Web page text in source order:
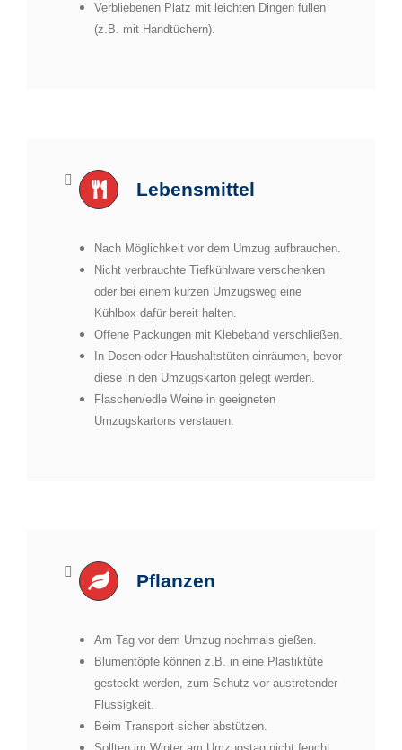
Verbliebenen Platz mit leichten Dingen füllen
(z.B. mit Handtüchern).
Lebensmittel
Nach Möglichkeit vor dem Umzug aufbrauchen.
Nicht verbrauchte Tiefkühlware verschenken
oder bei einem kurzen Umzugsweg eine
Kühlbox dafür bereit halten.
Offene Packungen mit Klebeband verschließen.
In Dosen oder Haushaltstüten einräumen, bevor
diese in den Umzugskarton gelegt werden.
Flaschen/edle Weine in geeigneten
Umzugskartons verstauen.
Pflanzen
Am Tag vor dem Umzug nochmals gießen.
Blumentöpfe können z.B. in eine Plastiktüte
gesteckt werden, zum Schutz vor austretender
Flüssigkeit.
Beim Transport sicher abstützen.